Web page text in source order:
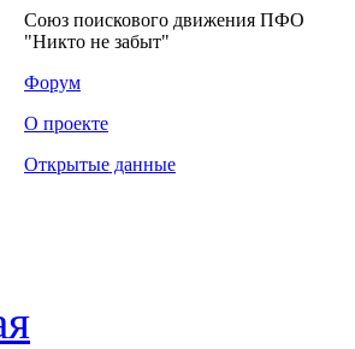
Союз поискового движения ПФО
"Никто не забыт"
Форум
О проекте
Открытые данные